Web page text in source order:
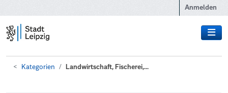
Anmelden
Kategorien Landwirtschaft, Fischerei,...